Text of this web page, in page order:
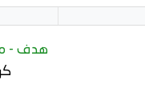
هدف -